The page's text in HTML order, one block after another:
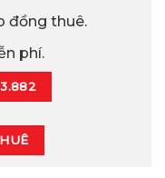
đồng thuê.
phí.